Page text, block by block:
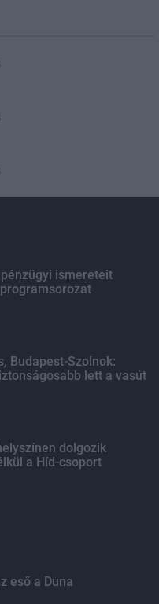
ismereteit
Budapest-Szolnok:
lett a vasút
dolgozik
a Híd-csoport
eső a Duna